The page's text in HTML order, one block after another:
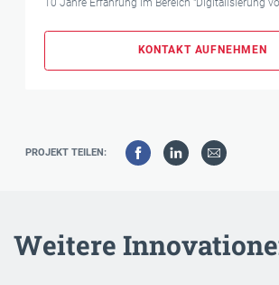
10 Jahre Erfahrung im Bereich "Digitalisierung
KONTAKT AUFNEHMEN
PROJEKT TEILEN:
Weitere